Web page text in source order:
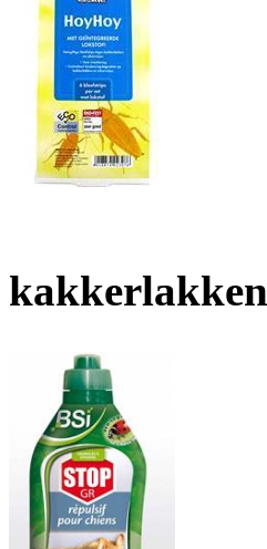
kakkerlakken